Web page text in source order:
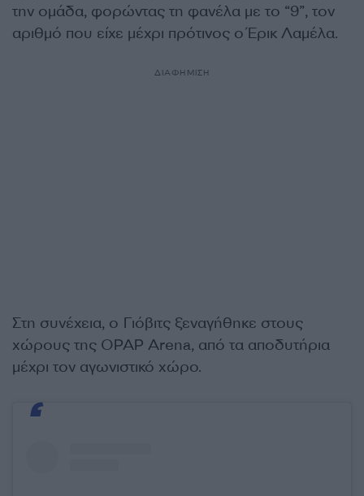
την ομάδα, φορώντας τη φανέλα με το “9”, τον
αριθμό που είχε μέχρι πρότινος ο Έρικ Λαμέλα.
ΔΙΑΦΗΜΙΣΗ
Στη συνέχεια, ο Γιόβιτς ξεναγήθηκε στους
χώρους της OPAP Arena, από τα αποδυτήρια
μέχρι τον αγωνιστικό χώρο.